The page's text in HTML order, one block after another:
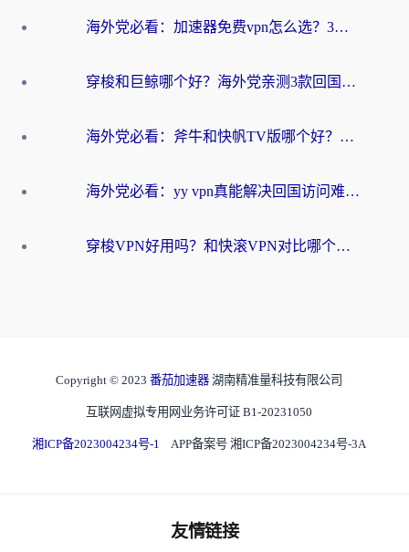
海外党必看：加速器免费vpn怎么选？3步教你无缝访问国内资源
穿梭和巨鲸哪个好？海外党亲测3款回国加速器，教你避开90%的坑
海外党必看：斧牛和快帆TV版哪个好？3分钟选对回国加速器，无缝刷B站、追热剧
海外党必看：yy vpn真能解决回国访问难题？附云极initap测评+免费方案对比
穿梭VPN好用吗？和快滚VPN对比哪个回国效果更好？海外党选回国加速器必看指南
Copyright © 2023 番茄加速器 湖南精准量科技有限公司
互联网虚拟专用网业务许可证 B1-20231050
湘ICP备2023004234号-1 APP备案号 湘ICP备2023004234号-3A
友情链接